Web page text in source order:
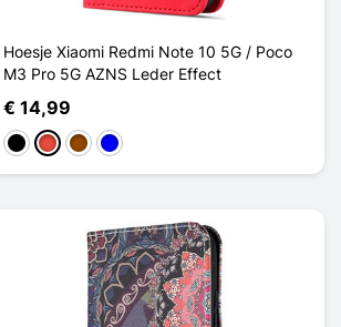
Hoesje Xiaomi Redmi Note 10 5G / Poco
M3 Pro 5G AZNS Leder Effect
€ 14,99
ZwartRoodBruinBlauw